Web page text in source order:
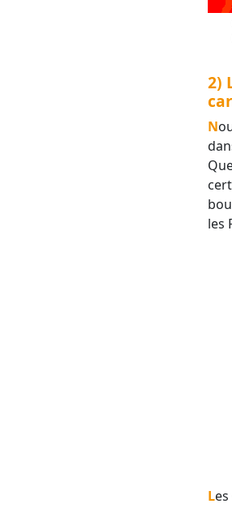
2)
les
Les vents vont rester assez faibles. Ils sont à peine perceptibles le matin. Il s'agit de brises marines l'après-